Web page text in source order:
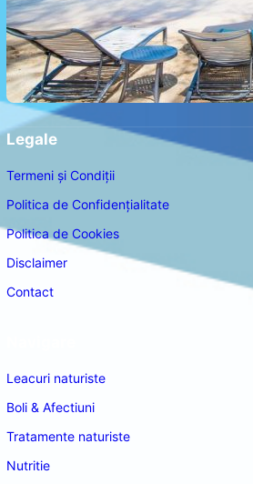
Legale
Termeni și Condiții
Politica de Confidențialitate
Politica de Cookies
Disclaimer
Contact
Leacuri naturiste
Boli & Afectiuni
Tratamente naturiste
Nutritie